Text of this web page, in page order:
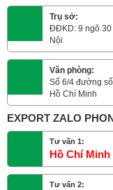
Trụ sở:
ĐĐKD: 9 ngõ 30
Nội
Văn phòng:
Số 6/4 đường
Hồ Chí Minh
EXPORT ZALO
Tư vấn 1:
Hồ Chí Minh
Tư vấn 2: